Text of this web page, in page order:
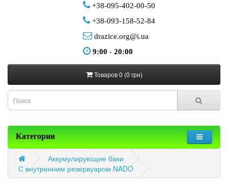
+38-095-402-00-50
+38-093-158-52-84
drazice.org@i.ua
9:00 - 20:00
Товаров 0 (0 грн)
Категории
Аккумулирующие баки
С внутренним резервуаром NADO